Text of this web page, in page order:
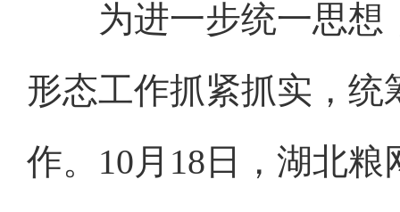
为进一步统一思想
形态工作抓紧抓实，
作。 10月18日，湖北